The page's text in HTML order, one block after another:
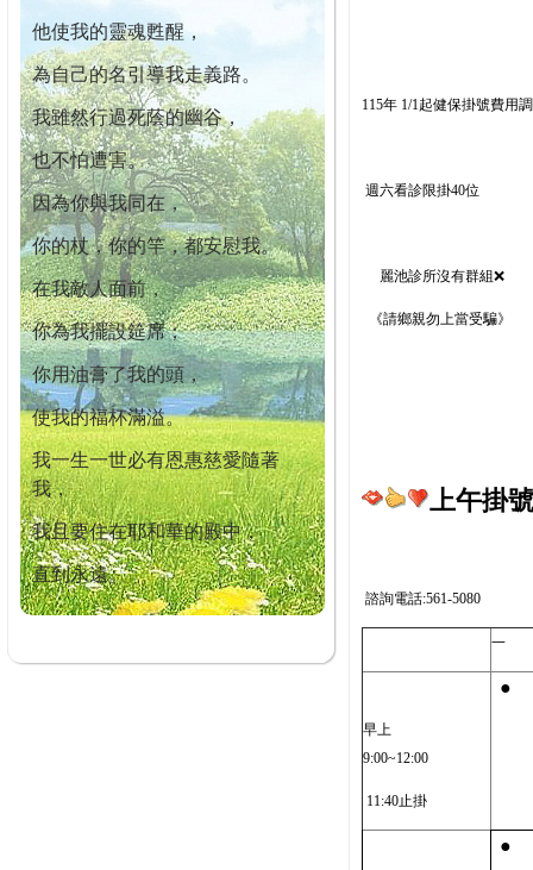
他使我的靈魂甦醒，
為自己的名引導我走義路。
我雖然行過死蔭的幽谷，
也不怕遭害。
因為你與我同在，
你的杖，你的竿，都安慰我。
在我敵人面前，
你為我擺設筵席；
你用油膏了我的頭，
使我的福杯滿溢。
我一生一世必有恩惠慈愛隨著
我，
我且要住在耶和華的殿中，
直到永遠。
115年 1/1起健保掛號費用
週六看診限掛40位
麗池診所沒有群組❌
《請鄉親勿上當受騙》
上午掛
諮詢電話:561-5080
一
早上
9:00~12:00
11:40止掛
●
●